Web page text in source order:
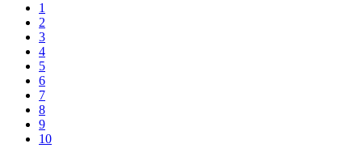
1
2
3
4
5
6
7
8
9
10